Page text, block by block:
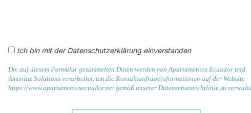
Ich bin mit der Datenschutzerklärung einverstanden
Die auf diesem Formular gesammelten Daten werden von Apartamentos Ecuador und
Amenitiz Solutions verarbeitet, um die Kontaktanfrageinformationen auf der Website
https://www.apartamentosecuador.net gemäß unserer Datenschutzrichtlinie zu